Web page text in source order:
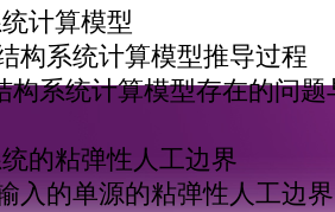
计算模型
系统计算模型推导过程
统计算模型存在的问题
的粘弹性人工边界
的单源的粘弹性人工边界